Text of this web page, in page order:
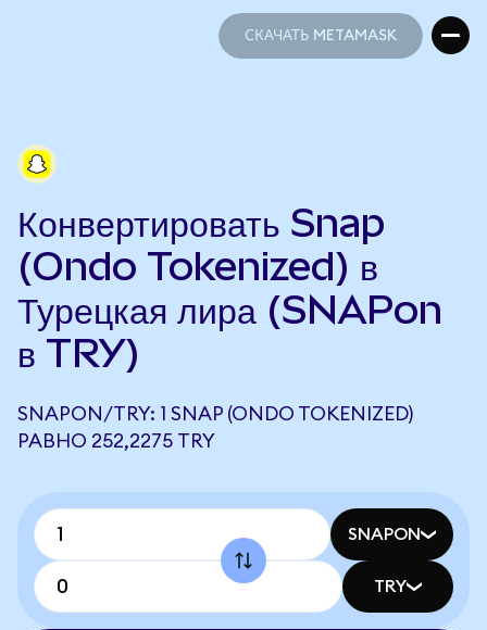
СКАЧАТЬ METAMASK
Конвертировать Snap
(Ondo Tokenized) в
Турецкая лира (SNAPon
в TRY)
SNAPON/TRY: 1 SNAP (ONDO TOKENIZED)
РАВНО 252,2275 TRY
SNAPON
TRY